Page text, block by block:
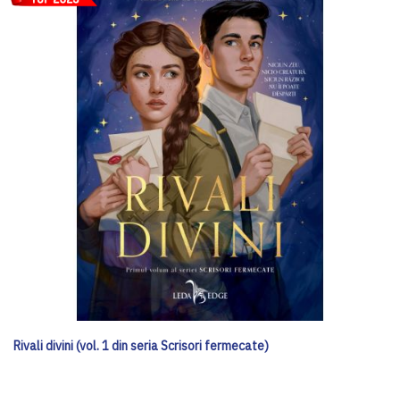
Rivali divini (vol. 1 din seria Scrisori fermecate)